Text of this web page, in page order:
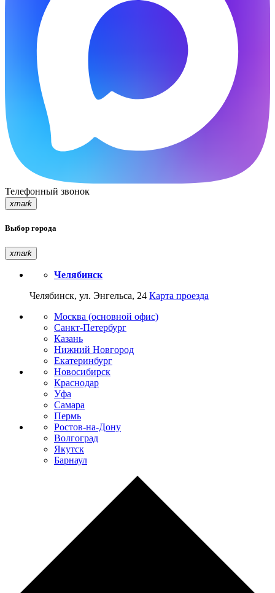
Телефонный звонок
xmark
Выбор города
xmark
Челябинск
Челябинск, ул. Энгельса, 24 Карта проезда
Москва (основной офис)
Санкт-Петербург
Казань
Нижний Новгород
Екатеринбург
Новосибирск
Краснодар
Уфа
Самара
Пермь
Ростов-на-Дону
Волгоград
Якутск
Барнаул